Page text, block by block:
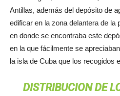
Antillas, además del depósito de
edificar en la zona delantera de la
en donde se encontraba este
en la que fácilmente se
la isla de Cuba que los recogidos
DISTRIBUCION DE